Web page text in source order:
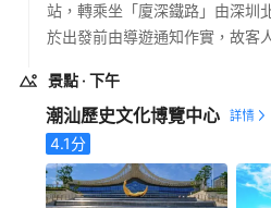
站，轉乘坐「廈深鐵路」由深圳
於出發前由導遊通知作實，故客
景點 · 下午
潮汕歷史文化博覽中心
4.1分